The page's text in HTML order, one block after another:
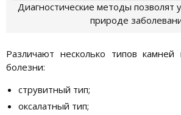
Диагностические методы позволят
природе
Различают несколько типов
болезни:
струвитный тип;
оксалатный тип;